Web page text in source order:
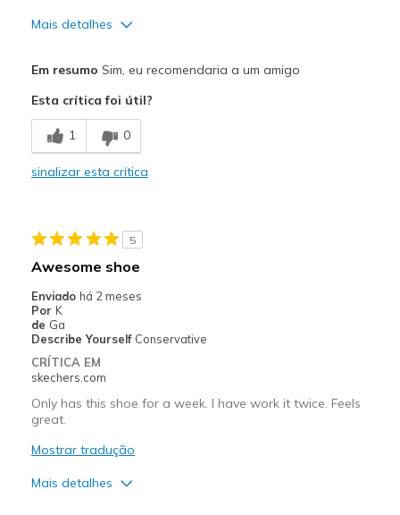
Mais detalhes
Breathe Well
Comfortable
Travel
Width
Sizing
View On Shoes
Shoes are for Wearing
Em resumo Sim, eu recomendaria a um amigo
Esta crítica foi útil?
1 0
sinalizar esta crítica
5
Awesome shoe
Enviado há 2 meses
Por K
de Ga
Describe Yourself Conservative
CRÍTICA EM
skechers.com
Only has this shoe for a week. I have work it twice. Feels
great.
Mostrar tradução
Mais detalhes